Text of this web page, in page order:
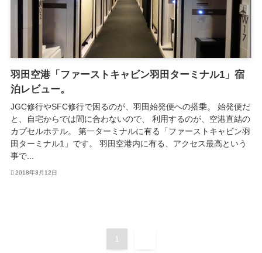
羽田空港「ファーストキャビン羽田ターミナル1」宿
泊レビュー。
JGC修行やSFC修行で困るのが、羽田始発便への搭乗。 始発便だ
と、自宅からでは間に合わないので、 利用するのが、空港直結の
カプセルホテル。 第一ターミナルに有る「ファーストキャビン羽
田ターミナル1」です。 羽田空港内に有る、アクセス最高という
事で...
2018年3月12日
1